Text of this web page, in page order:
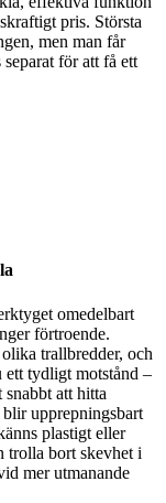
pris. Största
men man får
för att få ett
omedelbart
förtroende.
trallbredder, och
ett tydligt motstånd –
att hitta
upprepningsbart
plastigt eller
trolla bort skevhet i
mer utmanande